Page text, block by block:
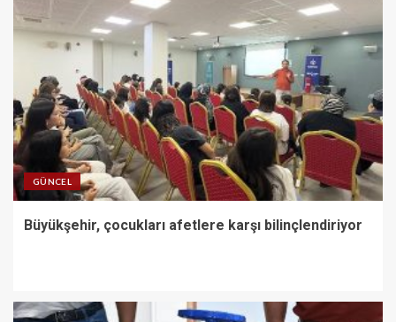
GÜNCEL
Büyükşehir, çocukları afetlere karşı bilinçlendiriyor